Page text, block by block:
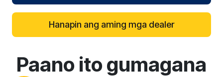
Hanapin ang aming mga dealer
reCAPTCHA verification
Paano ito gumagana